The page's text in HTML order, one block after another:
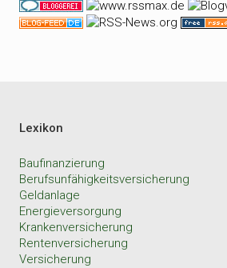
Lexikon
Baufinanzierung
Berufsunfähigkeitsversicherung
Geldanlage
Energieversorgung
Krankenversicherung
Rentenversicherung
Versicherung